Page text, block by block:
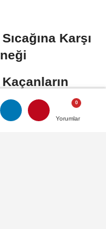
Yorumlar
Yorumlar
Karşı
Kaçanların
Oldu
Kayıp